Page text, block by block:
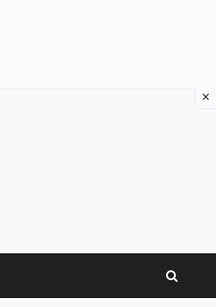
×